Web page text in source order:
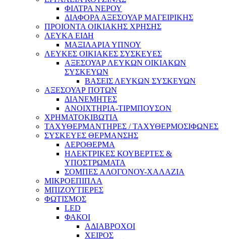
ΦΙΛΤΡΑ ΝΕΡΟΥ
ΔΙΑΦΟΡΑ ΑΞΕΣΟΥΑΡ ΜΑΓΕΙΡΙΚΗΣ
ΠΡΟΙΟΝΤΑ ΟΙΚΙΑΚΗΣ ΧΡΗΣΗΣ
ΛΕΥΚΑ ΕΙΔΗ
ΜΑΞΙΛΑΡΙΑ ΥΠΝΟΥ
ΛΕΥΚΕΣ ΟΙΚΙΑΚΕΣ ΣΥΣΚΕΥΕΣ
ΑΞΕΣΟΥΑΡ ΛΕΥΚΩΝ ΟΙΚΙΑΚΩΝ
ΣΥΣΚΕΥΩΝ
ΒΑΣΕΙΣ ΛΕΥΚΩΝ ΣΥΣΚΕΥΩΝ
ΑΞΕΣΟΥΑΡ ΠΟΤΩΝ
ΔΙΑΝΕΜΗΤΕΣ
ΑΝΟΙΧΤΗΡΙΑ-ΤΙΡΜΠΟΥΣΟΝ
ΧΡΗΜΑΤΟΚΙΒΩΤΙΑ
ΤΑΧΥΘΕΡΜΑΝΤΗΡΕΣ / ΤΑΧΥΘΕΡΜΟΣΙΦΩΝΕΣ
ΣΥΣΚΕΥΕΣ ΘΕΡΜΑΝΣΗΣ
ΑΕΡΟΘΕΡΜΑ
ΗΛΕΚΤΡΙΚΕΣ ΚΟΥΒΕΡΤΕΣ &
ΥΠΟΣΤΡΩΜΑΤΑ
ΣΟΜΠΕΣ ΑΛΟΓΟΝΟΥ-ΧΑΛΑΖΙΑ
ΜΙΚΡΟΕΠΙΠΛΑ
ΜΠΙΖΟΥΤΙΕΡΕΣ
ΦΩΤΙΣΜΟΣ
LED
ΦΑΚΟΙ
ΑΔΙΑΒΡΟΧΟΙ
ΧΕΙΡΟΣ